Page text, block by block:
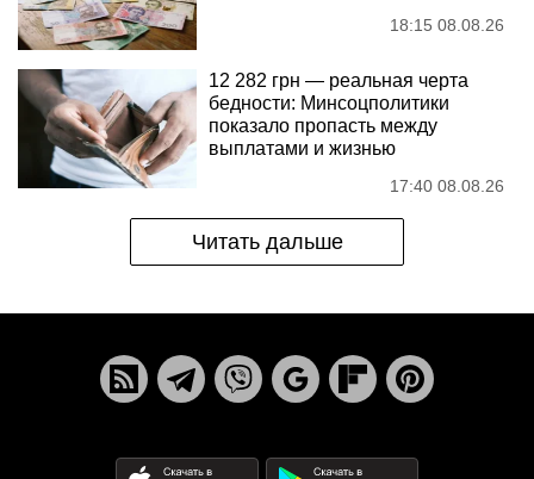
18:15 08.08.26
12 282 грн — реальная черта
бедности: Минсоцполитики
показало пропасть между
выплатами и жизнью
17:40 08.08.26
Читать дальше